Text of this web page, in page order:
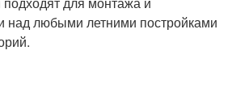
над любыми летними постройками